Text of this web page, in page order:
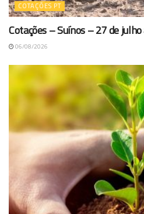
COTAÇÕES PT
Cotações – Suínos – 27 de
06/08/2026